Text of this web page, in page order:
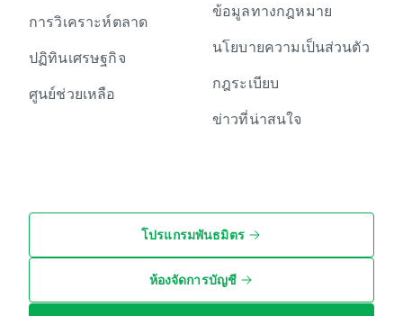
การวิเคราะห์ตลาด
ปฏิทินเศรษฐกิจ
ศูนย์ช่วยเหลือ
ข้อมูลทางกฎหมาย
นโยบายความเป็นส่วนตัว
กฎระเบียบ
ข่าวที่น่าสนใจ
โปรแกรมพันธมิตร
ห้องจัดการบัญชี